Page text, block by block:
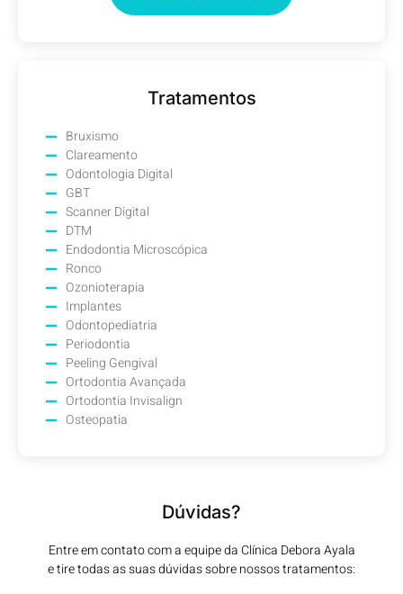
Tratamentos
Bruxismo
Clareamento
Odontologia Digital
GBT
Scanner Digital
DTM
Endodontia Microscópica
Ronco
Ozonioterapia
Implantes
Odontopediatria
Periodontia
Peeling Gengival
Ortodontia Avançada
Ortodontia Invisalign
Osteopatia
Dúvidas?
Entre em contato com a equipe da Clínica Debora Ayala
e tire todas as suas dúvidas sobre nossos tratamentos: